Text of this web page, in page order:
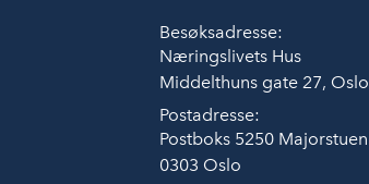
Besøksadresse:
Næringslivets Hus
Middelthuns gate 27, Oslo
Postadresse:
Postboks 5250 Majorstuen
0303 Oslo